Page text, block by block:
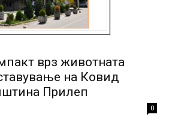
врз животната
на Ковид
Прилеп
0